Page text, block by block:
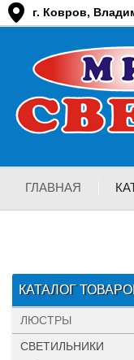
г. Ковров,
ГЛАВНАЯ
КАТАЛОГ
ЛЮСТРЫ
СВЕТИЛЬНИКИ